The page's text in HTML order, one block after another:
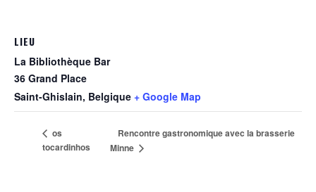
LIEU
La Bibliothèque Bar
36 Grand Place
Saint-Ghislain, Belgique + Google Map
os
tocardinhos
Rencontre gastronomique avec la brasserie
Minne